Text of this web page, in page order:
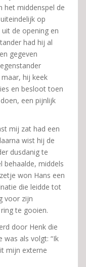
het middenspel de
op
de opening en
had hij al
gegeven
hij keek
en besloot toen
een pijnlijk
mij zat had een
wist hij de
dusdanig te
behaalde, middels
won Hans een
die leidde tot
voor zijn
te gooien.
door Henk die
was als volgt: “Ik
mijn externe